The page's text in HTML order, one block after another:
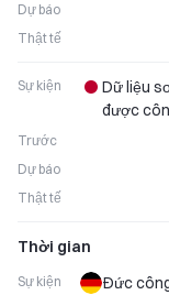
Dự báo
Thật tế
Sự kiện
Dữ liệu
được
Trước
Dự báo
Thật tế
Thời gian
Sự kiện
Đức